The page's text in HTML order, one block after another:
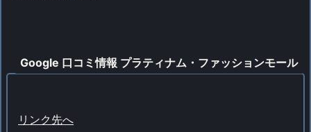
Google 口コミ情報 プラティナム・ファッションモール
リンク先へ